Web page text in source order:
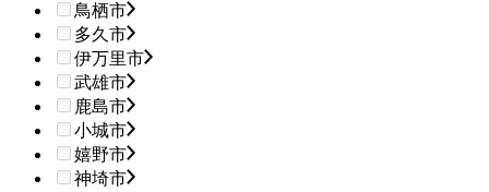
鳥栖市
多久市
伊万里市
武雄市
鹿島市
小城市
嬉野市
神埼市